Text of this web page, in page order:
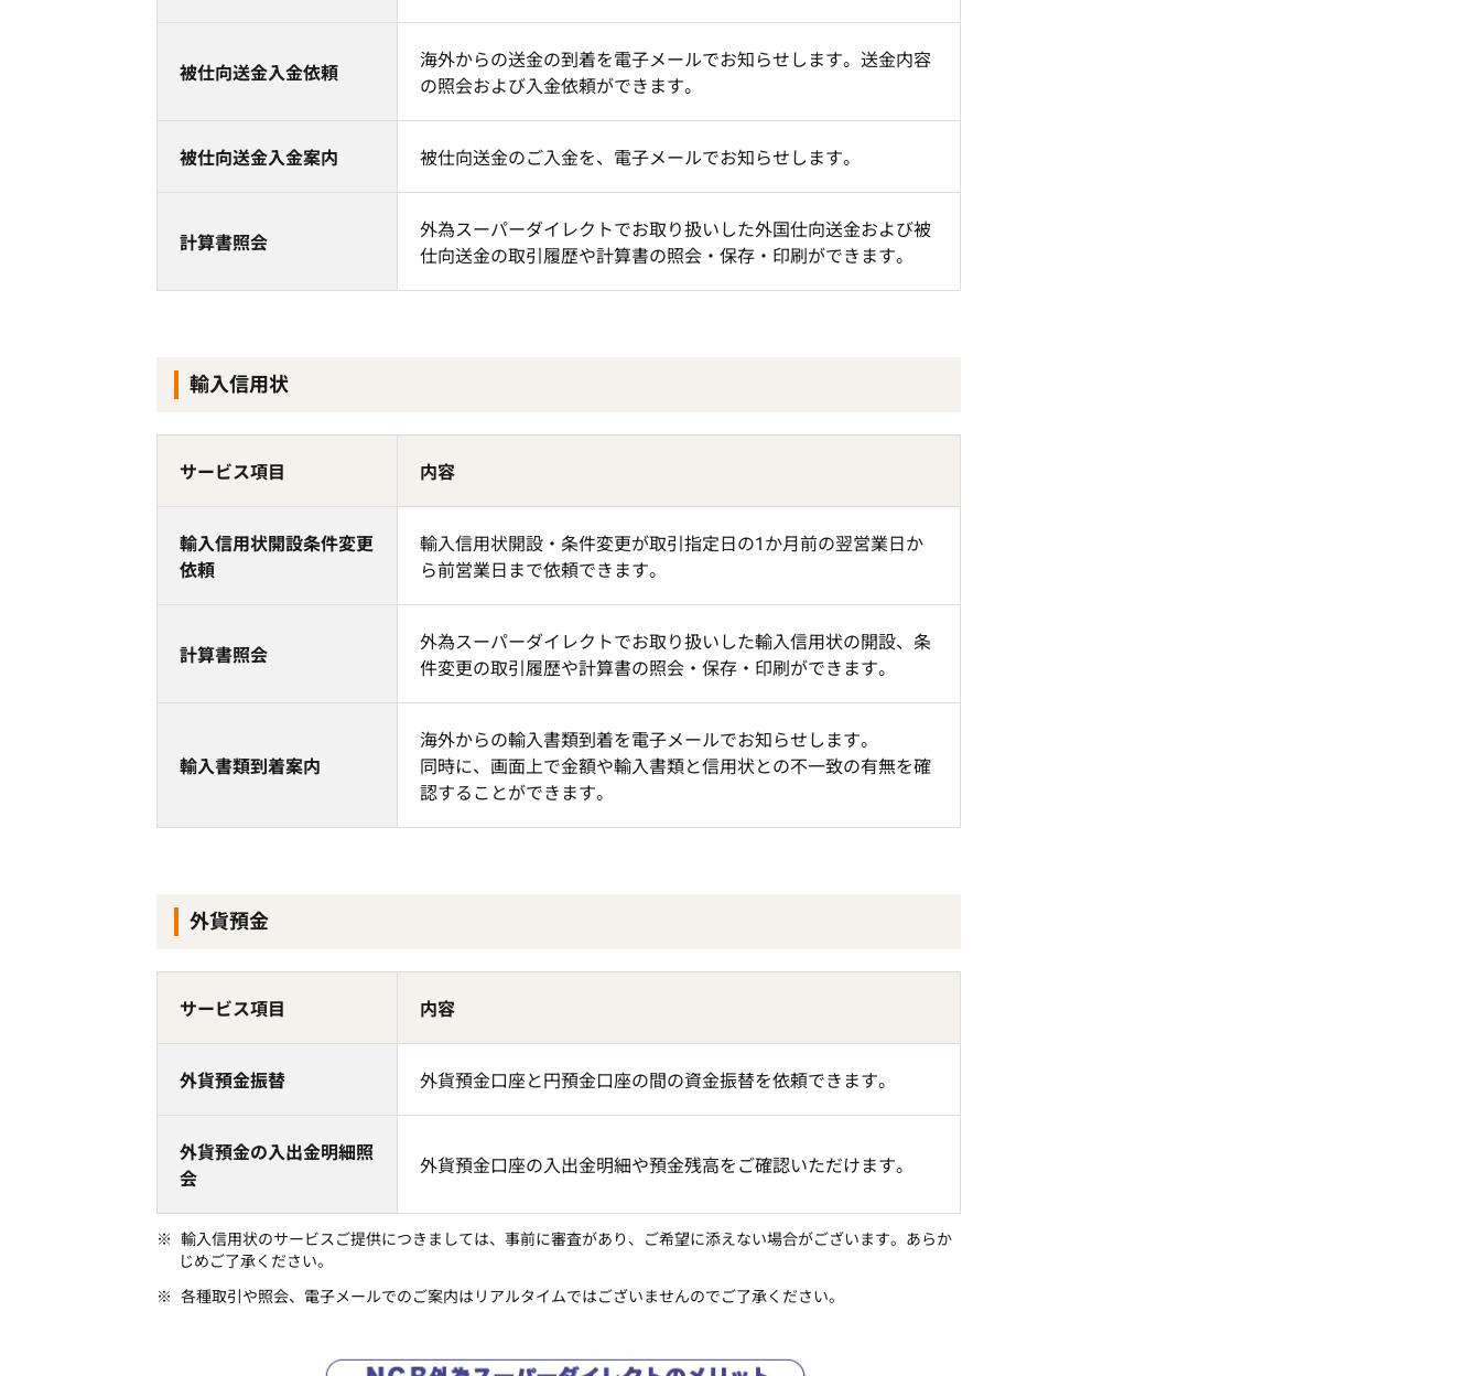
被仕向送金入金依頼
海外からの送金の到着を電子メールでお知らせします。送金内容
の照会および入金依頼ができます。
被仕向送金入金案内 被仕向送金のご入金を、電子メールでお知らせします。
計算書照会
外為スーパーダイレクトでお取り扱いした外国仕向送金および被
仕向送金の取引履歴や計算書の照会・保存・印刷ができます。
輸入信用状
サービス項目 内容
輸入信用状開設条件変更
依頼
輸入信用状開設・条件変更が取引指定日の1か月前の翌営業日か
ら前営業日まで依頼できます。
計算書照会
外為スーパーダイレクトでお取り扱いした輸入信用状の開設、条
件変更の取引履歴や計算書の照会・保存・印刷ができます。
輸入書類到着案内
海外からの輸入書類到着を電子メールでお知らせします。
同時に、画面上で金額や輸入書類と信用状との不一致の有無を確
認することができます。
外貨預金
サービス項目 内容
外貨預金振替 外貨預金口座と円預金口座の間の資金振替を依頼できます。
外貨預金の入出金明細照
会
外貨預金口座の入出金明細や預金残高をご確認いただけます。
輸入信用状のサービスご提供につきましては、事前に審査があり、ご希望に添えない場合がございます。あらか
じめご了承ください。
各種取引や照会、電子メールでのご案内はリアルタイムではございませんのでご了承ください。